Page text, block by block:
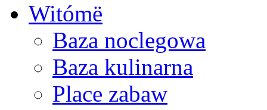
Witómë
Baza noclegowa
Baza kulinarna
Place zabaw